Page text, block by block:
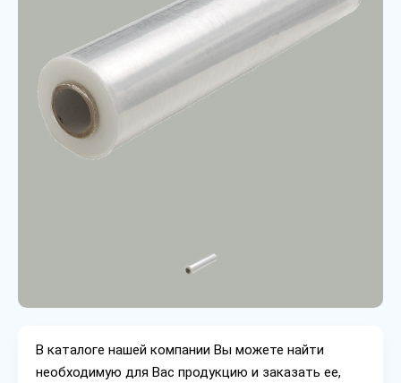
В каталоге нашей компании Вы можете найти
необходимую для Вас продукцию и заказать ее,